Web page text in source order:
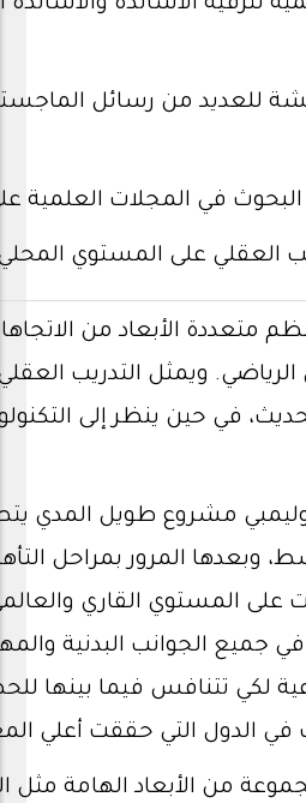
لترقية الأساتذة
للعديد من رسائل
البحوث في المجلات العلمية
العقلي على المستوي
متعددة الأبعاد من
ويمثل التدريب
في حين ينظر إلى
مشروع طويل المدي
وبعدها المرور بمراحل
على المستوي القاري
جميع الجوانب البدنية
لكي تتنافس فيما بينها
في الدول التي حققت أعلي
من الأبعاد الهامة مثل